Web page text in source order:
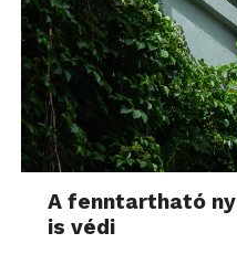
A fenntartható
is védi